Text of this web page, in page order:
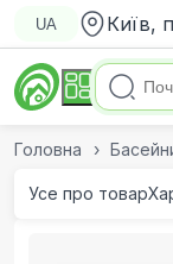
UA Київ,
Головна
Усе про товар